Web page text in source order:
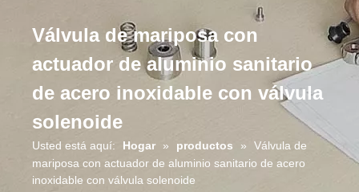
Válvula de mariposa con
actuador de aluminio sanitario
de acero inoxidable con válvula
solenoide
Usted está aquí: Hogar » productos »
Válvula de
mariposa con actuador de aluminio sanitario de acero
inoxidable con válvula solenoide